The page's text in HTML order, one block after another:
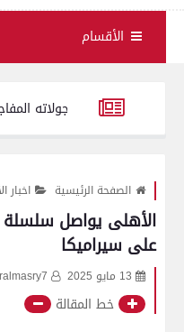
الأقسام
يواصل جولاته المفاجئة
الصفحة الرئيسية اخبار
الأهلى يواصل سلسلة
على سيراميكا
13 مايو 2025
خط المقالة